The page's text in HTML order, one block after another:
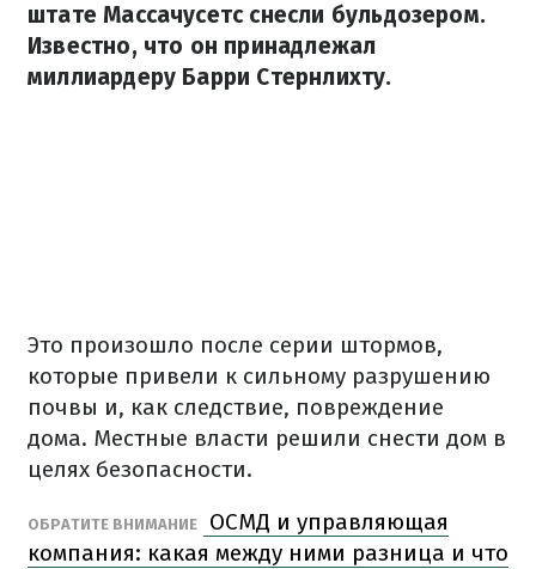
штате Массачусетс снесли бульдозером.
Известно, что он принадлежал
миллиардеру Барри Стернлихту.
Это произошло после серии штормов,
которые привели к сильному разрушению
почвы и, как следствие, повреждение
дома. Местные власти решили снести дом в
целях безопасности.
ОБРАТИТЕ ВНИМАНИЕ
ОСМД и управляющая
компания: какая между ними разница и что